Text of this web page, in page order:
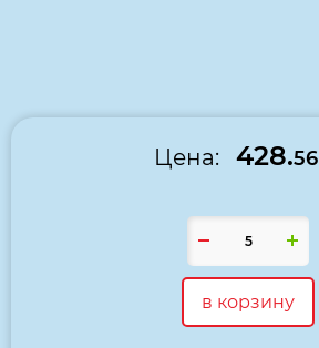
Цена: 428.56
в корзину